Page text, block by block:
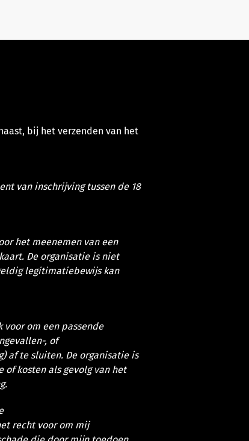
bij het verzenden van het
van inschrijving tussen de 18
het meenemen van een
De organisatie is niet
legitimatiebewijs kan
om een passende
, of
af te sluiten. De organisatie is
of kosten als gevolg van het
recht voor om mij